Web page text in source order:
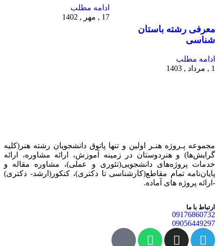
معرفی رشته باستان
شناسی
ادامه مطلب
1 , مرداد , 1403
ادامه مطلب
17 , مهر , 1402
مجموعه پـروژه‌ هنـر اولین و تنها پاتوق دانشجویان رشته هنر(کلیه
گرایش‌ها) و هنردوستان در زمینه آموزش، ارائه‌ مشاوره‌، ارائه
خدمات پروژه‌های‌ دانشجویی(تئوری و عملی)، مشاوره مقاله و
پایان‌نامه تمام مقاطع(کارشناسی تا دکتری)، کنکور(ارشد- دکتری)
-ارائه پروژه های آماده.
ارتباط با ما
09176860732
09056449297